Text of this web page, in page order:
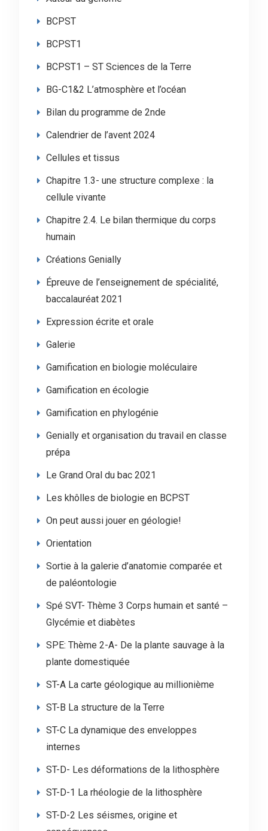
BCPST
BCPST1
BCPST1 – ST Sciences de la Terre
BG-C1&2 L’atmosphère et l’océan
Bilan du programme de 2nde
Calendrier de l’avent 2024
Cellules et tissus
Chapitre 1.3- une structure complexe : la
cellule vivante
Chapitre 2.4. Le bilan thermique du corps
humain
Créations Genially
Épreuve de l’enseignement de spécialité,
baccalauréat 2021
Expression écrite et orale
Galerie
Gamification en biologie moléculaire
Gamification en écologie
Gamification en phylogénie
Genially et organisation du travail en classe
prépa
Le Grand Oral du bac 2021
Les khôlles de biologie en BCPST
On peut aussi jouer en géologie!
Orientation
Sortie à la galerie d’anatomie comparée et
de paléontologie
Spé SVT- Thème 3 Corps humain et santé –
Glycémie et diabètes
SPE: Thème 2-A- De la plante sauvage à la
plante domestiquée
ST-A La carte géologique au millionième
ST-B La structure de la Terre
ST-C La dynamique des enveloppes
internes
ST-D- Les déformations de la lithosphère
ST-D-1 La rhéologie de la lithosphère
ST-D-2 Les séismes, origine et